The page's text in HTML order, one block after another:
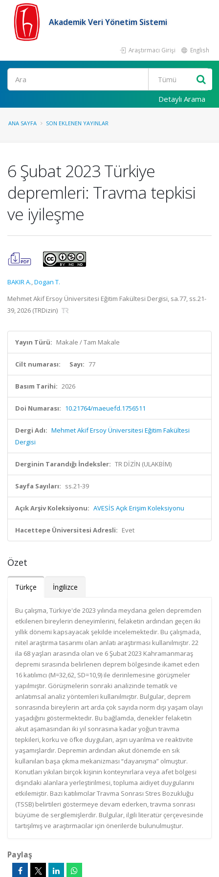
Akademik Veri Yönetim Sistemi
Araştırmacı Girişi English
Ara
Detaylı Arama
ANA SAYFA SON EKLENEN YAYINLAR
6 Şubat 2023 Türkiye
depremleri: Travma tepkisi
ve iyileşme
BAKIR A.,Dogan T.
Mehmet Akif Ersoy Üniversitesi Eğitim Fakültesi Dergisi, sa.77, ss.21-
39, 2026 (TRDizin)
Yayın Türü: Makale / Tam Makale
Cilt numarası: Sayı: 77
Basım Tarihi: 2026
Doi Numarası: 10.21764/maeuefd.1756511
Dergi Adı: Mehmet Akif Ersoy Üniversitesi Eğitim Fakültesi
Dergisi
Derginin Tarandığı İndeksler: TR DİZİN (ULAKBİM)
Sayfa Sayıları: ss.21-39
Açık Arşiv Koleksiyonu: AVESİS Açık Erişim Koleksiyonu
Hacettepe Üniversitesi Adresli: Evet
Özet
Türkçe İngilizce
Bu çalışma, Türkiye'de 2023 yılında meydana gelen depremden
etkilenen bireylerin deneyimlerini, felaketin ardından geçen iki
yıllık dönemi kapsayacak şekilde incelemektedir. Bu çalışmada,
nitel araştırma tasarımı olan anlatı araştırması kullanılmıştır. 22
ila 68 yaşları arasında olan ve 6 Şubat 2023 Kahramanmaraş
depremi sırasında belirlenen deprem bölgesinde ikamet eden
16 katılımcı (M=32,62, SD=10,9) ile derinlemesine görüşmeler
yapılmıştır. Görüşmelerin sonraki analizinde tematik ve
anlatımsal analiz yöntemleri kullanılmıştır. Bulgular, deprem
sonrasında bireylerin art arda çok sayıda norm dışı yaşam olayı
yaşadığını göstermektedir. Bu bağlamda, denekler felaketin
akut aşamasından iki yıl sonrasına kadar yoğun travma
tepkileri, korku ve öfke duyguları, aşırı uyarılma ve reaktivite
yaşamışlardır. Depremin ardından akut dönemde en sık
kullanılan başa çıkma mekanizması “dayanışma” olmuştur.
Konutları yıkılan birçok kişinin konteynırlara veya afet bölgesi
dışındaki alanlara yerleştirilmesi, topluma aidiyet duygularını
etkilemiştir. Bazı katılımcılar Travma Sonrası Stres Bozukluğu
(TSSB) belirtileri göstermeye devam ederken, travma sonrası
büyüme de sergilemişlerdir. Bulgular, ilgili literatür çerçevesinde
tartışılmış ve araştırmacılar için önerilerde bulunulmuştur.
Paylaş